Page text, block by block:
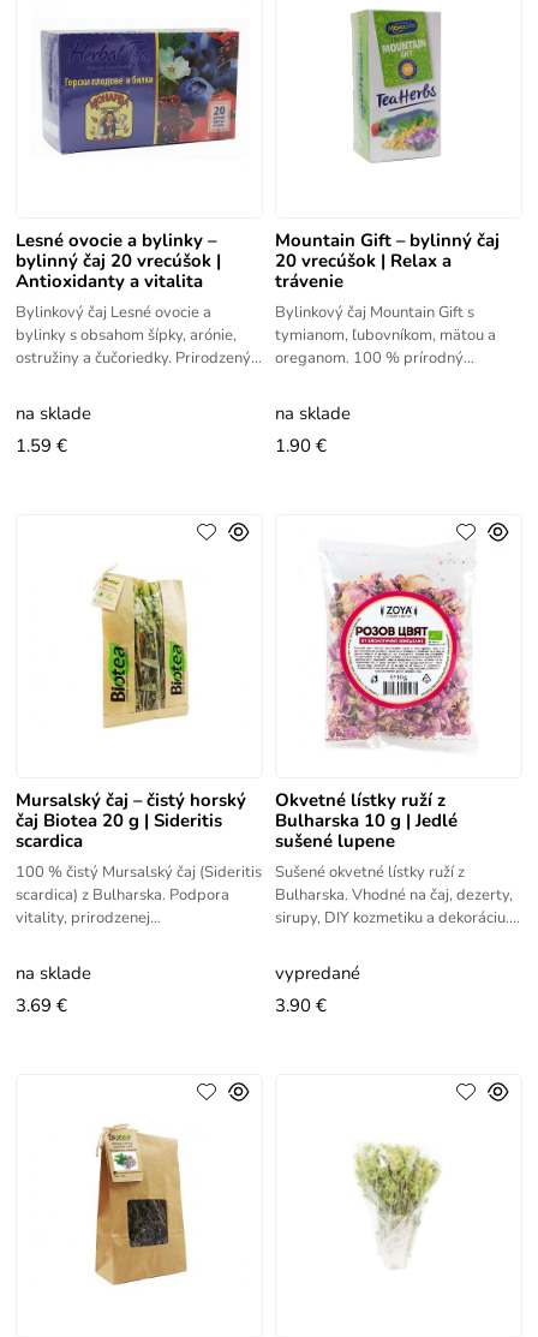
Lesné ovocie a bylinky –
bylinný čaj 20 vrecúšok |
Antioxidanty a vitalita
Bylinkový čaj Lesné ovocie a
bylinky s obsahom šípky, arónie,
ostružiny a čučoriedky. Prirodzený
vitality.
na sklade
1.59 €
Mountain Gift – bylinný čaj
20 vrecúšok | Relax a
trávenie
Bylinkový čaj Mountain Gift s
tymianom, ľubovníkom, mätou a
oreganom. 100 % prírodný
na sklade
1.90 €
Mursalský čaj – čistý horský
čaj Biotea 20 g | Sideritis
scardica
100 % čistý Mursalský čaj (Sideritis
scardica) z Bulharska. Podpora
vitality, prirodzenej
na sklade
3.69 €
Okvetné lístky ruží z
Bulharska 10 g | Jedlé
sušené lupene
Sušené okvetné lístky ruží z
Bulharska. Vhodné na čaj, dezerty,
sirupy, DIY kozmetiku a dekoráciu.
vypredané
3.90 €